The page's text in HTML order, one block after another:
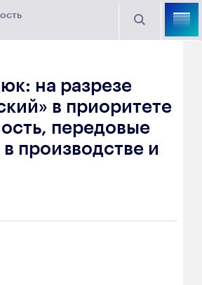
Кузбасса
промышленность
Советский, 63
на разрезе
в приоритете
передовые
производстве и